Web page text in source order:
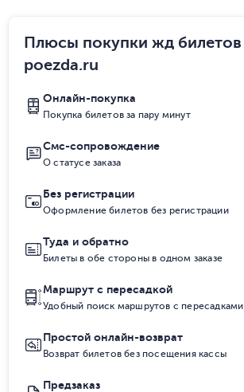
Плюсы покупки жд билетов
poezda.ru
Онлайн-покупка
Покупка билетов за пару минут
Смс-сопровождение
О статусе заказа
Без регистрации
Оформление билетов без регистрации
Туда и обратно
Билеты в обе стороны в одном заказе
Маршрут с пересадкой
Удобный поиск маршрутов с пересадками
Простой онлайн-возврат
Возврат билетов без посещения кассы
Предзаказ